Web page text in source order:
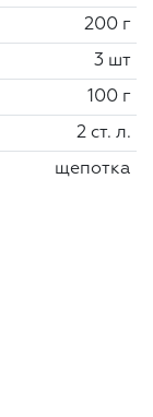
200 г
3 шт
100 г
2 ст. л.
щепотка